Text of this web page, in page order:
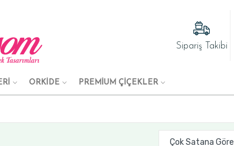
Sipariş Takibi
ORKİDE PREMİUM ÇİÇEKLER
Çok Satana Göre